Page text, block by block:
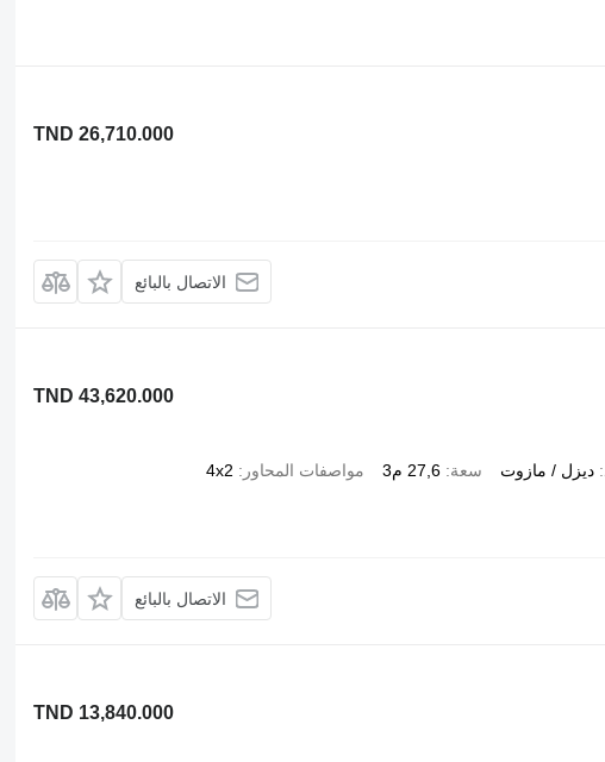
TND 26,710.000
الاتصال بالبائع
TND 43,620.000
ديزل / مازوت سعة 27,6 م3 مواصفات المحاور
4x2
الاتصال بالبائع
TND 13,840.000